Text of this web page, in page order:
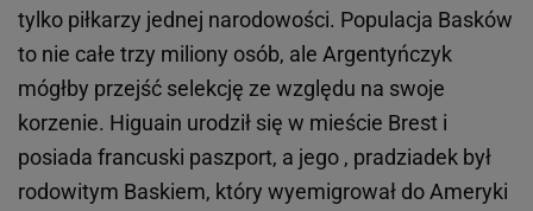
tylko piłkarzy jednej narodowości. Populacja Basków
to nie całe trzy miliony osób, ale Argentyńczyk
mógłby przejść selekcję ze względu na swoje
korzenie. Higuain urodził się w mieście Brest i
posiada francuski paszport, a jego , pradziadek był
rodowitym Baskiem, który wyemigrował do Ameryki